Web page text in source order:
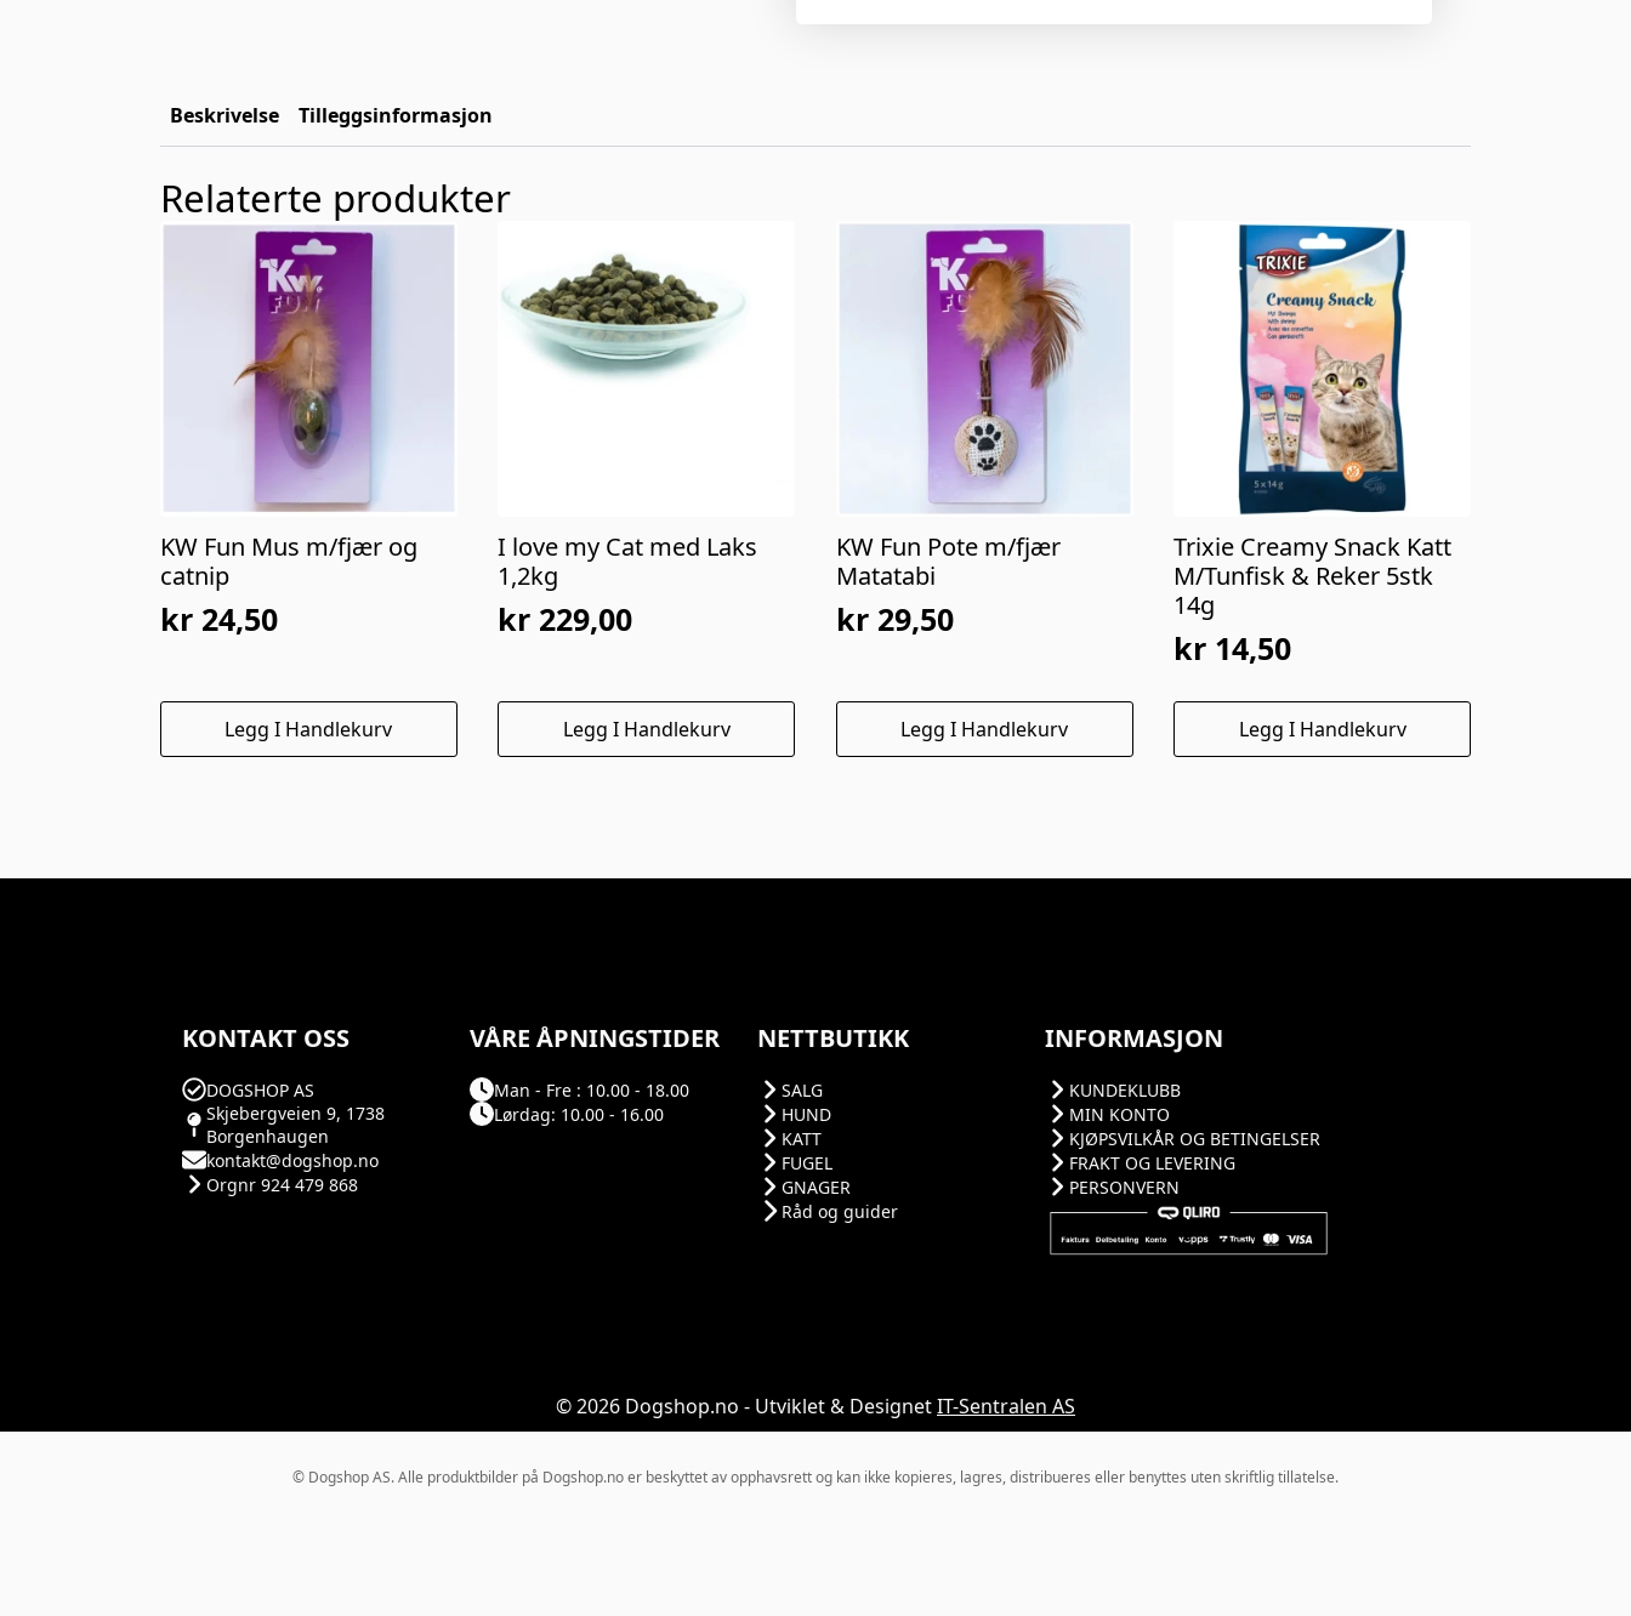
Beskrivelse Tilleggsinformasjon
Relaterte produkter
KW Fun Mus m/fjær og
catnip
Opprinnelig
var:
kr 49,00.
kr 24,50
Nåværende
er:
kr 24,50.Legg I Handlekurv
I love my Cat med Laks
1,2kg
kr 229,00
Legg I Handlekurv
KW Fun Pote m/fjær
Matatabi
Opprinnelig
var:
kr 59,00.
kr29,50
Nåværende
er:
kr 29,50.Legg I Handlekurv
Trixie Creamy Snack Katt
M/Tunfisk & Reker 5stk
14g
Opprinnelig
pris
kr 14,50
Nåværende
pris
Legg I Handlekurv
KONTAKT OSS
DOGSHOP AS
Skjebergveien 9, 1738
Borgenhaugen
kontakt@dogshop.no
Orgnr 924 479 868
VÅRE ÅPNINGSTIDER
Man - Fre : 10.00 - 18.00
Lørdag: 10.00 - 16.00
NETTBUTIKK
SALG
HUND
KATT
FUGEL
GNAGER
Råd og guider
INFORMASJON
KUNDEKLUBB
MIN KONTO
KJØPSVILKÅR OG BETINGELSER
FRAKT OG LEVERING
PERSONVERN
© 2026 Dogshop.no - Utviklet & DesignetIT-Sentralen AS
© Dogshop AS. Alle produktbilder på Dogshop.no er beskyttet av opphavsrett og kan ikke kopieres, lagres, distribueres eller benyttes uten skriftlig tillatelse.